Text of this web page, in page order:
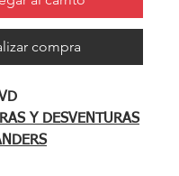
compra
Y DESVENTURAS